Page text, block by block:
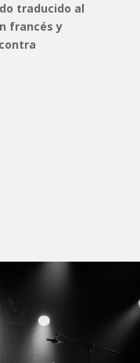
traducido al
francés y